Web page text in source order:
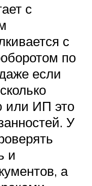
с
с
по
если
или ИП это
У
и
а